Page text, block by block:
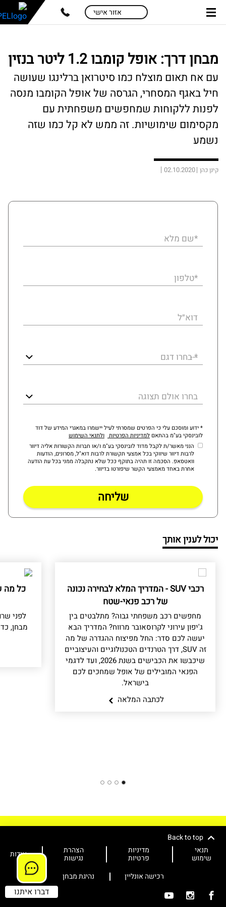
skip
skip
אזור אישי
מבחן דרך: אופל קומבו 1.2 ליטר בנזין
עם אח תאום מוצלח כמו סיטרואן ברלינגו שעושה
חיל באגף המסחרי, הגרסה של אופל הקומבו מנסה
לפנות ללקוחות שמחפשים משפחתית עם
מקסימום שימושיות. זה ממש לא קל כמו שזה
נשמע
קינן כהן 02.10.2020
*שם מלא
*טלפון
דוא״ל
* בחרו דגם
בחרו אולם תצוגה
* ידוע ומוסכם עלי כי הפרטים שמסרתי לעיל יישמרו במאגרי המידע של דוד
לובינסקי בע"מ בהתאםלמדיניות הפרטיות ולתנאי השימוש
הנני מאשר/ת לקבל מדוד לובינסקי בע"מ ו/או חברות הקשורות אליה דיוור
לרבות דיוור שיווקי בכל אמצעי תקשורת לרבות דוא"ל, מסרונים, הודעות
וואטסאפ. הסכמה זו תהיה בתוקף ככל שלא נתקבלה ממני בכל עת הודעה
אחרת באחד מאמצעי הקשר שיפורטו בדיוור.
יכול לענין אותך
רכבי SUV - המדריך המלא לבחירה נכונה
של רכב פנאי-שטח
מחפשים רכב משפחתי גבוה? מתלבטים בין
ג'יפון עירוני לקרוסאובר מרווח? המדריך הבא
יעשה לכם סדר: החל מפיצוח ההגדרה של מה
זה SUV, דרך הטרנדים הטכנולוגיים והעיצוביים
שיכבשו את הכבישים בשנת 2026, ועד לדגמי
הפנאי המובילים של אופל שמחכים לכם
בישראל.
לכתבה המלאה
כל מה
לפני
מבחן,
1
2
3
4
Back to top
תנאי
שימוש
מדיניות
פרטיות
הצהרת
נגישות אודות
רכישה אונליין נהיגת מבחן
דברו איתנו